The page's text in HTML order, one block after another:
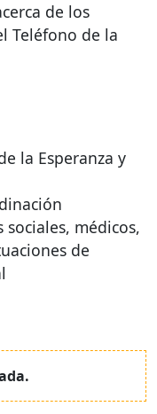
de los
Teléfono de la
la Esperanza y
médicos,
de